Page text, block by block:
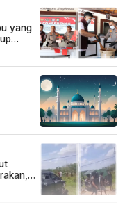
yang